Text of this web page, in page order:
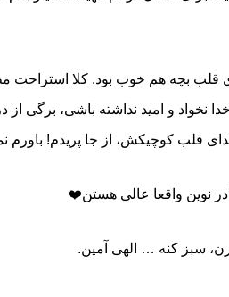
بچه هم خوب بود. کلا استراحت
نخواد و امید نداشته باشی، برگی
قلب کوچیکش، از جا پریدم! باورم
نوین واقعا عالی هستن❤️
سبز کنه … الهی آمین.️